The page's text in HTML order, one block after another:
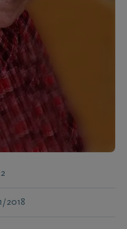
2018